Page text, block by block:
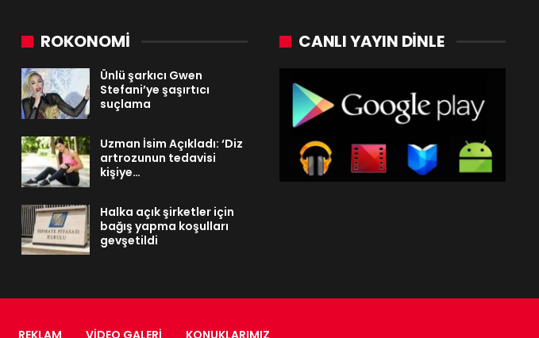
ROKONOMİ
Ünlü şarkıcı Gwen
Stefani’ye şaşırtıcı
suçlama
Uzman İsim Açıkladı: ‘Diz
artrozunun tedavisi
kişiye…
Halka açık şirketler için
bağış yapma koşulları
gevşetildi
CANLI YAYIN DINLE